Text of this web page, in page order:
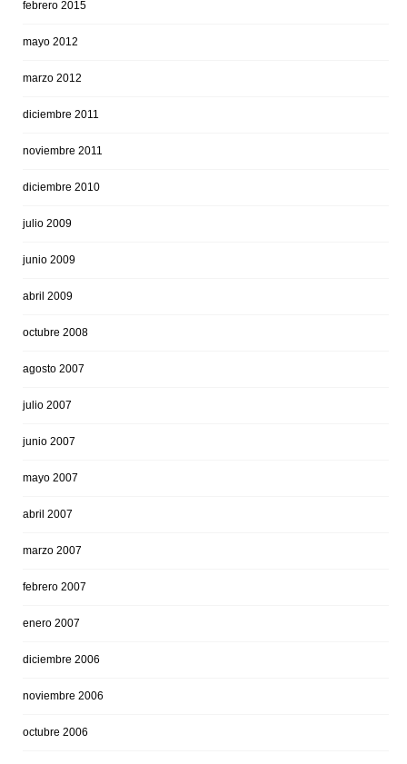
febrero 2015
mayo 2012
marzo 2012
diciembre 2011
noviembre 2011
diciembre 2010
julio 2009
junio 2009
abril 2009
octubre 2008
agosto 2007
julio 2007
junio 2007
mayo 2007
abril 2007
marzo 2007
febrero 2007
enero 2007
diciembre 2006
noviembre 2006
octubre 2006